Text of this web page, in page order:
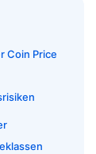
Coin Price